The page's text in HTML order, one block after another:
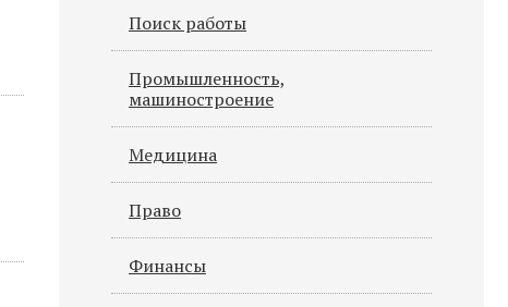
Поиск работы
Промышленность,
машиностроение
Медицина
Право
Финансы